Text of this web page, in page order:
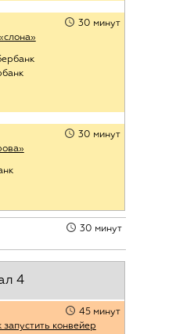
30 минут
30 минут
30 минут
4
45 минут
конвейер